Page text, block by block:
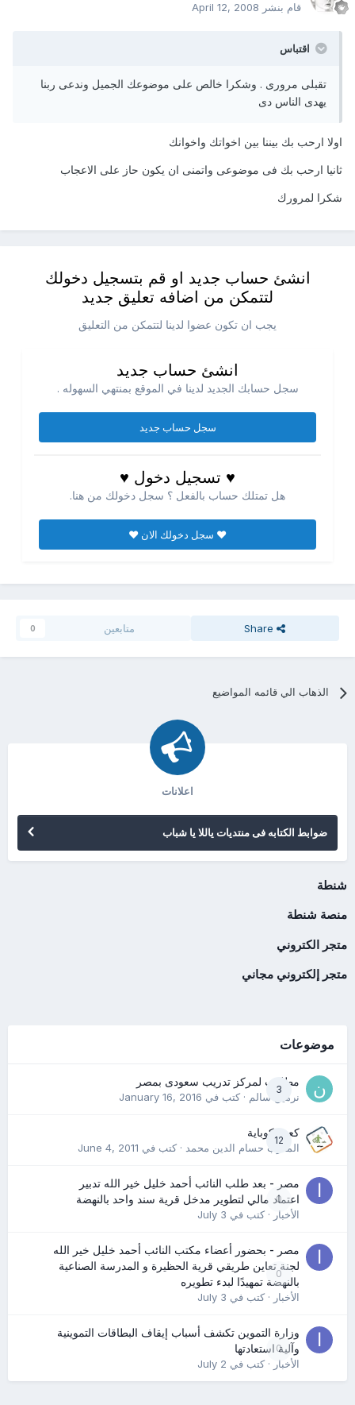
قام بنشر April 12, 2008
اقتباس
تقبلى مرورى . وشكرا خالص على موضوعك الجميل وندعى ربنا
يهدى الناس دى
اولا ارحب بك بيننا بين اخواتك واخوانك
ثانيا ارحب بك فى موضوعى واتمنى ان يكون حاز على الاعجاب
شكرا لمرورك
انشئ حساب جديد او قم بتسجيل دخولك
لتتمكن من اضافه تعليق جديد
يجب ان تكون عضوا لدينا لتتمكن من التعليق
انشئ حساب جديد
سجل حسابك الجديد لدينا في الموقع بمنتهي السهوله .
سجل حساب جديد
♥ تسجيل دخول ♥
هل تمتلك حساب بالفعل ؟ سجل دخولك من هنا.
♥ سجل دخولك الان ♥
Share متابعين 0
الذهاب الي قائمه المواضيع
اعلانات
ضوابط الكتابه فى منتديات ياللا يا شباب
شنطة
منصة شنطة
متجر الكتروني
متجر إلكتروني مجاني
موضوعات
3
مطلوب لمركز تدريب سعودى بمصر
نرمين سالم· كتب في January 16, 2016
12
كعب كوباية
المدرب حسام الدين محمد· كتب في June 4, 2011
0
مصر - بعد طلب النائب أحمد خليل خير الله تدبير
اعتماد مالي لتطوير مدخل قرية سند واحد بالنهضة
الأخبار· كتب في July 3
0
مصر - بحضور أعضاء مكتب النائب أحمد خليل خير الله
لجنة تعاين طريقي قرية الحظيرة و المدرسة الصناعية
بالنهضة تمهيدًا لبدء تطويره
الأخبار· كتب في July 3
0
وزارة التموين تكشف أسباب إيقاف البطاقات التموينية
وآلية استعادتها
الأخبار· كتب في July 2